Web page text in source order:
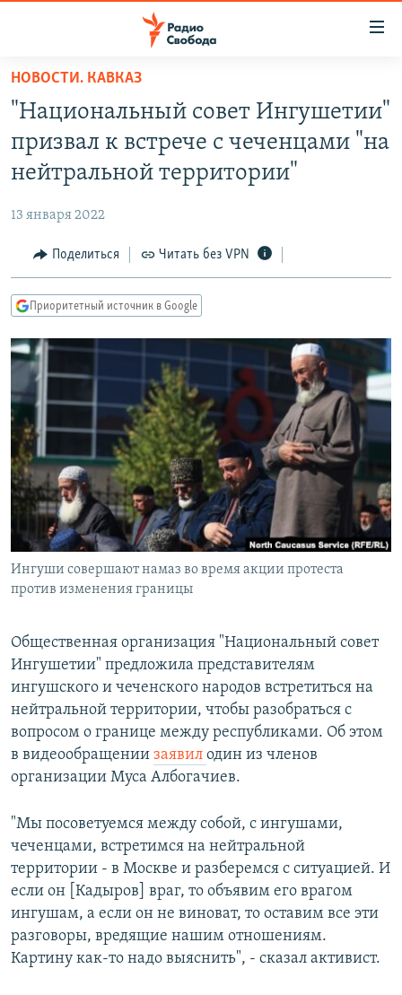
упрощенного
доступа
основному
Вернутся
Вернутся
поиску
ПРОГРАММЫ
ПОДКАСТЫ
АВТОРСКИЕ ПРОЕКТЫ
МНЕНИЯ
КУЛЬТУРА
КАВКАЗ.РЕАЛИИ
СЕВЕР.РЕАЛИИ
СИБИРЬ.РЕАЛИИ
РАСПИСАНИЕ ВЕЩАНИЯ
ПОДПИШИТЕСЬ НА РАССЫЛКУ
СОЦИАЛЬНЫЕ СЕТИ
НОВОСТИ. КАВКАЗ
"Национальный совет Ингушетии"
призвал к встрече с чеченцами "на
нейтральной территории"
13 января 2022
Поделиться Читать без VPN
Приоритетный источник в Google
Ингуши совершают намаз во время акции протеста
против изменения границы
Общественная организация "Национальный совет
Ингушетии" предложила представителям
ингушского и чеченского народов встретиться на
нейтральной территории, чтобы разобраться с
вопросом о границе между республиками. Об этом
в видеообращении заявил один из членов
организации Муса Албогачиев.
"Мы посоветуемся между собой, с ингушами,
чеченцами, встретимся на нейтральной
территории - в Москве и разберемся с ситуацией. И
если он [Кадыров] враг, то объявим его врагом
ингушам, а если он не виноват, то оставим все эти
разговоры, вредящие нашим отношениям.
Картину как-то надо выяснить", - сказал активист.